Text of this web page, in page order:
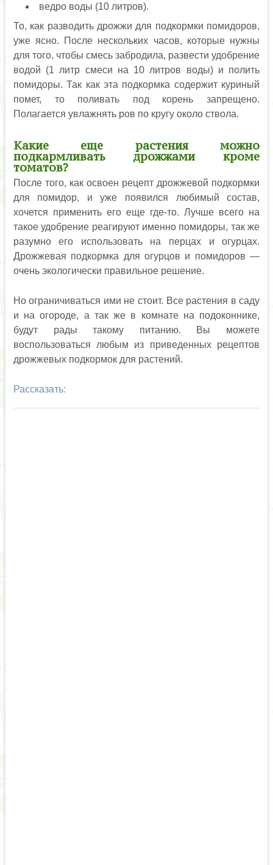
ведро воды (10 литров).
То, как разводить дрожжи для подкормки помидоров,
уже ясно. После нескольких часов, которые нужны
для того, чтобы смесь забродила, развести удобрение
водой (1 литр смеси на 10 литров воды) и полить
помидоры. Так как эта подкормка содержит куриный
помет, то поливать под корень запрещено.
Полагается увлажнять ров по кругу около ствола.
Какие еще растения можно
подкармливать дрожжами кроме
томатов?
После того, как освоен рецепт дрожжевой подкормки
для помидор, и уже появился любимый состав,
хочется применить его еще где-то. Лучше всего на
такое удобрение реагируют именно помидоры, так же
разумно его использовать на перцах и огурцах.
Дрожжевая подкормка для огурцов и помидоров —
очень экологически правильное решение.
Но ограничиваться ими не стоит. Все растения в саду
и на огороде, а так же в комнате на подоконнике,
будут рады такому питанию. Вы можете
воспользоваться любым из приведенных рецептов
дрожжевых подкормок для растений.
Рассказать: